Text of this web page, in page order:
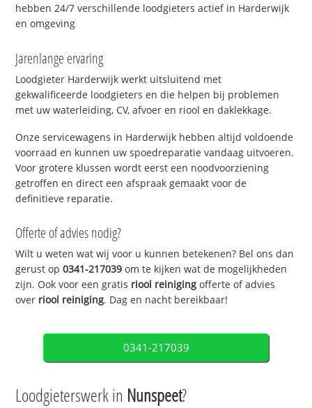
hebben 24/7 verschillende loodgieters actief in Harderwijk
en omgeving
Jarenlange ervaring
Loodgieter Harderwijk werkt uitsluitend met
gekwalificeerde loodgieters en die helpen bij problemen
met uw waterleiding, CV, afvoer en riool en daklekkage.
Onze servicewagens in Harderwijk hebben altijd voldoende
voorraad en kunnen uw spoedreparatie vandaag uitvoeren.
Voor grotere klussen wordt eerst een noodvoorziening
getroffen en direct een afspraak gemaakt voor de
definitieve reparatie.
Offerte of advies nodig?
Wilt u weten wat wij voor u kunnen betekenen? Bel ons dan
gerust op0341-217039 om te kijken wat de mogelijkheden
zijn. Ook voor een gratis riool reiniging offerte of advies
over riool reiniging. Dag en nacht bereikbaar!
0341-217039
Loodgieterswerk in Nunspeet?